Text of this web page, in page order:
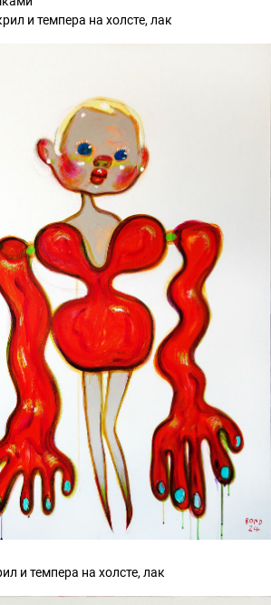
и темпера на холсте, лак
и темпера на холсте, лак